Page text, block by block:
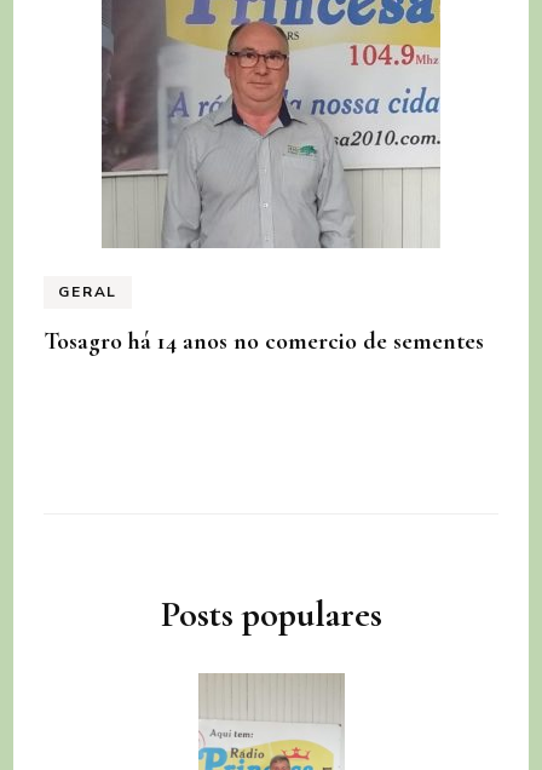
GERAL
Tosagro há 14 anos no comercio de sementes
Posts populares